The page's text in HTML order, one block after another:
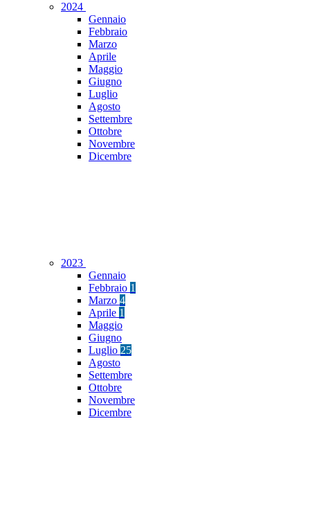
2024
Gennaio
Febbraio
Marzo
Aprile
Maggio
Giugno
Luglio
Agosto
Settembre
Ottobre
Novembre
Dicembre
2023
Gennaio
Febbraio 1
Marzo 4
Aprile 1
Maggio
Giugno
Luglio 25
Agosto
Settembre
Ottobre
Novembre
Dicembre